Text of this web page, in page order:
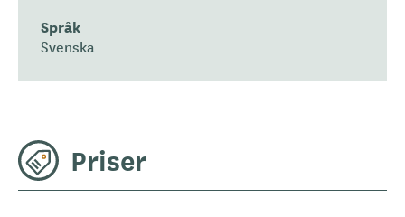
Språk
Svenska
Priser